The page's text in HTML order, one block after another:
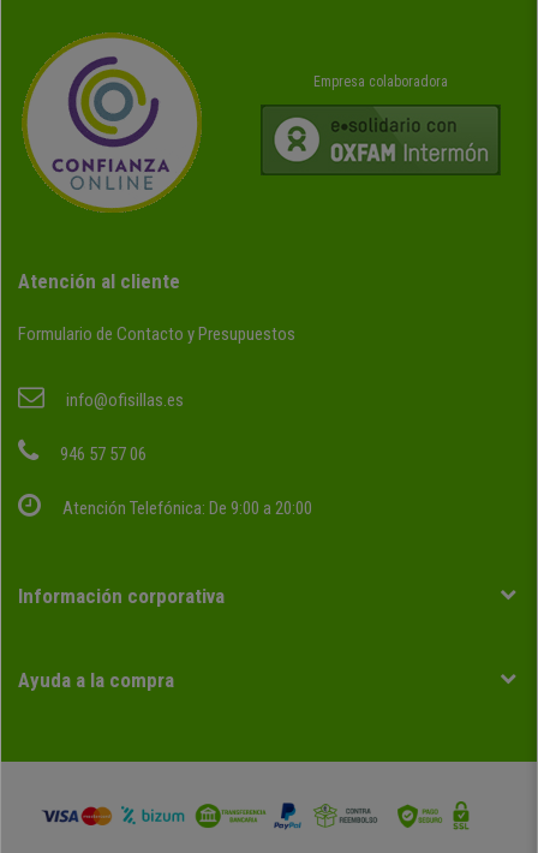
Empresa colaboradora
Atención al cliente
Formulario de Contacto y Presupuestos
info@ofisillas.es
946 57 57 06
Atención Telefónica: De 9:00 a 20:00
Información corporativa
Ayuda a la compra